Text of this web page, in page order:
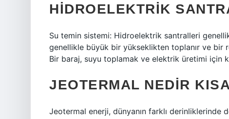
HIDROELEKTRIK
Su temin sistemi: Hidroelektrik santralleri
genellikle büyük bir yükseklikten toplanır ve bir
Bir baraj, suyu toplamak ve elektrik üretimi için
JEOTERMAL NEDIR
Jeotermal enerji, dünyanın farklı derinliklerinde